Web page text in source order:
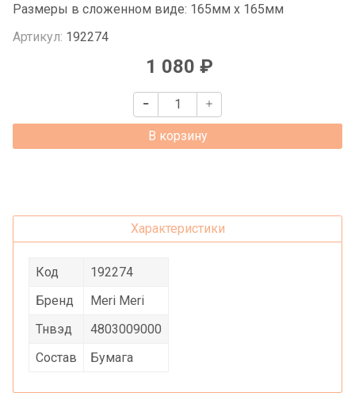
Размеры в сложенном виде: 165мм х 165мм
Артикул: 192274
1 080 ₽
В корзину
Характеристики
Код
192274
Бренд
Meri Meri
Тнвэд
4803009000
Состав
Бумага